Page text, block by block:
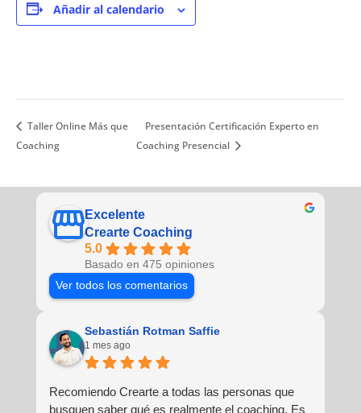
Añadir al calendario
Taller Online Más que
Coaching
Presentación Certificación Experto en
Coaching Presencial
Excelente
Crearte Coaching
5.0
Basado en 475 opiniones
Ver todos los comentarios
Sebastián Rotman Saffie
1 mes ago
Recomiendo Crearte a todas las personas que
busquen saber qué es realmente el coaching. Es